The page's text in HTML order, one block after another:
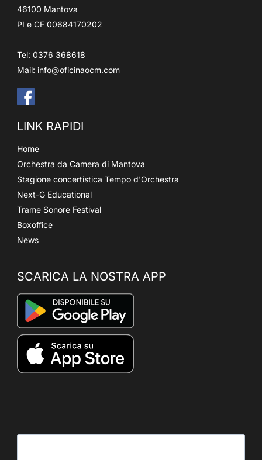
46100 Mantova
PI e CF 00684170202
Tel: 0376 368618
Mail: info@oficinaocm.com
LINK RAPIDI
Home
Orchestra da Camera di Mantova
Stagione concertistica Tempo d'Orchestra
Next-G Educational
Trame Sonore Festival
Boxoffice
News
SCARICA LA NOSTRA APP